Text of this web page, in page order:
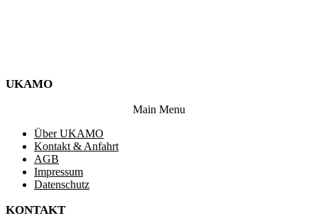
UKAMO
Main Menu
Über UKAMO
Kontakt & Anfahrt
AGB
Impressum
Datenschutz
KONTAKT